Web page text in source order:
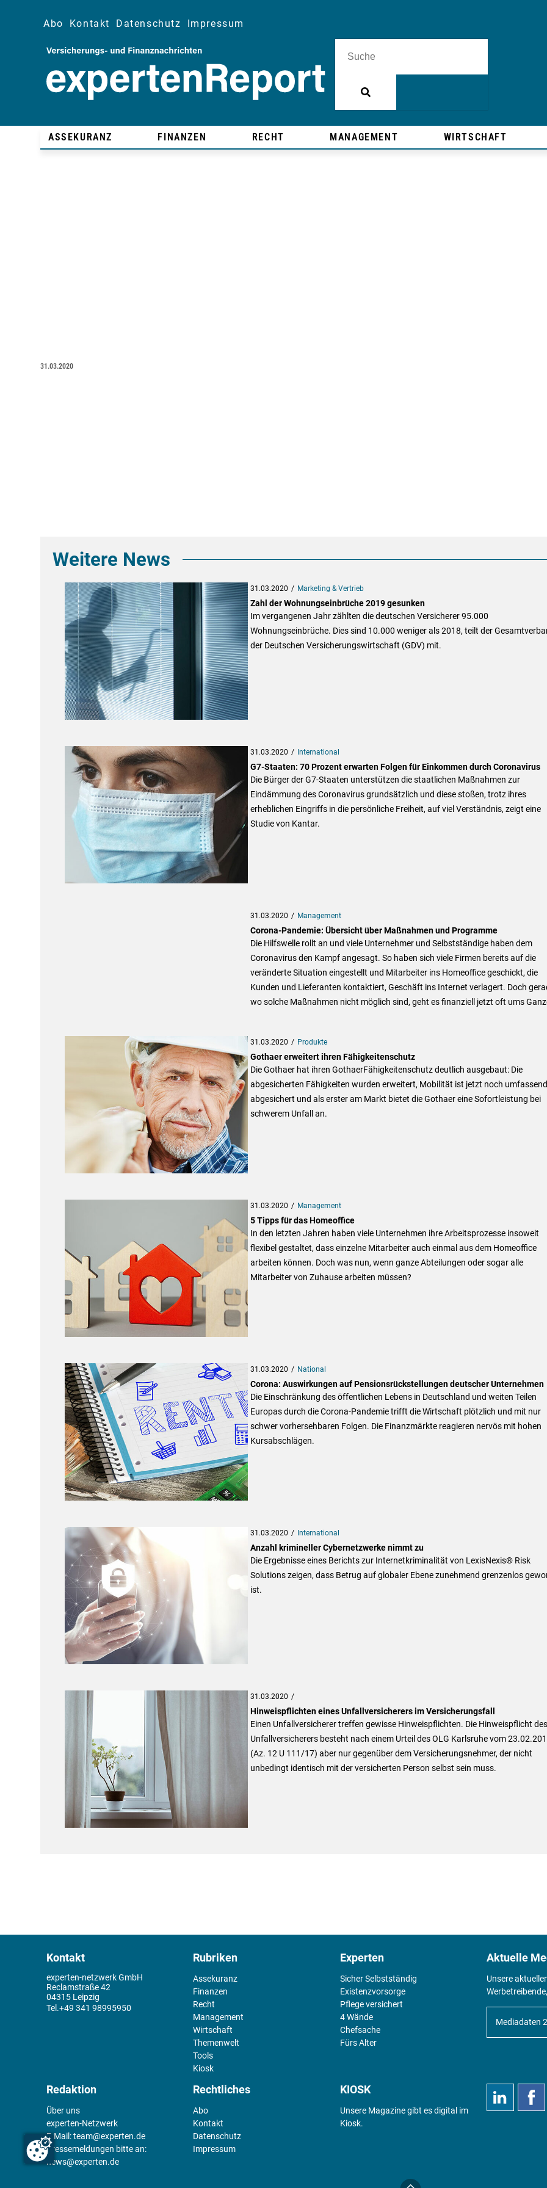
Abo Kontakt Datenschutz Impressum
ASSEKURANZ FINANZEN RECHT MANAGEMENT WIRTSCHAFT
31.03.2020
Weitere News
31.03.2020 Marketing & Vertrieb
Zahl der Wohnungseinbrüche 2019 gesunken
Im vergangenen Jahr zählten die deutschen Versicherer 95.000
Wohnungseinbrüche. Dies sind 10.000 weniger als 2018, teilt der
der Deutschen Versicherungswirtschaft (GDV) mit.
31.03.2020 International
G7-Staaten: 70 Prozent erwarten Folgen für Einkommen durch Coronavirus
Die Bürger der G7-Staaten unterstützen die staatlichen Maßnahmen zur
Eindämmung des Coronavirus grundsätzlich und diese stoßen, trotz ihres
erheblichen Eingriffs in die persönliche Freiheit, auf viel Verständnis, zeigt eine
Studie von Kantar.
31.03.2020 Management
Corona-Pandemie: Übersicht über Maßnahmen und Programme
Die Hilfswelle rollt an und viele Unternehmer und Selbstständige haben dem
Coronavirus den Kampf angesagt. So haben sich viele Firmen bereits auf die
veränderte Situation eingestellt und Mitarbeiter ins Homeoffice geschickt, die
Kunden und Lieferanten kontaktiert, Geschäft ins Internet verlagert. Doch
wo solche Maßnahmen nicht möglich sind, geht es finanziell jetzt oft ums
31.03.2020 Produkte
Gothaer erweitert ihren Fähigkeitenschutz
Die Gothaer hat ihren GothaerFähigkeitenschutz deutlich ausgebaut: Die
abgesicherten Fähigkeiten wurden erweitert, Mobilität ist jetzt noch
abgesichert und als erster am Markt bietet die Gothaer eine Sofortleistung bei
schwerem Unfall an.
31.03.2020 Management
5 Tipps für das Homeoffice
In den letzten Jahren haben viele Unternehmen ihre Arbeitsprozesse insoweit
flexibel gestaltet, dass einzelne Mitarbeiter auch einmal aus dem Homeoffice
arbeiten können. Doch was nun, wenn ganze Abteilungen oder sogar alle
Mitarbeiter von Zuhause arbeiten müssen?
31.03.2020 National
Corona: Auswirkungen auf Pensionsrückstellungen deutscher Unternehmen
Die Einschränkung des öffentlichen Lebens in Deutschland und weiten Teilen
Europas durch die Corona-Pandemie trifft die Wirtschaft plötzlich und mit nur
schwer vorhersehbaren Folgen. Die Finanzmärkte reagieren nervös mit hohen
Kursabschlägen.
31.03.2020 International
Anzahl krimineller Cybernetzwerke nimmt zu
Die Ergebnisse eines Berichts zur Internetkriminalität von LexisNexis® Risk
Solutions zeigen, dass Betrug auf globaler Ebene zunehmend grenzenlos
ist.
31.03.2020
Hinweispflichten eines Unfallversicherers im Versicherungsfall
Einen Unfallversicherer treffen gewisse Hinweispflichten. Die Hinweispflicht des
Unfallversicherers besteht nach einem Urteil des OLG Karlsruhe vom
(Az. 12 U 111/17) aber nur gegenüber dem Versicherungsnehmer, der nicht
unbedingt identisch mit der versicherten Person selbst sein muss.
Kontakt
experten-netzwerk GmbH
Reclamstraße 42
04315 Leipzig
+49 341 98995950
Rubriken
Assekuranz
Finanzen
Recht
Management
Wirtschaft
Themenwelt
Tools
Kiosk
Experten
Sicher Selbstständig
Existenz­vorsorge
Pflege versichert
4 Wände
Chefsache
Fürs Alter
Aktuelle
Unsere
Mediadaten
Redaktion
Über uns
experten-Netzwerk
E-Mail:team@experten.de
Pressemeldungen bitte an:
news@experten.de
Rechtliches
Abo
Kontakt
Datenschutz
Impressum
KIOSK
Unsere Magazine gibt es digital im
Kiosk.